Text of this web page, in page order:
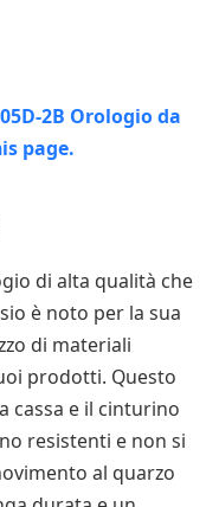
di alta qualità che
è noto per la sua
di materiali
prodotti. Questo
cassa e il cinturino
resistenti e non si
al quarzo